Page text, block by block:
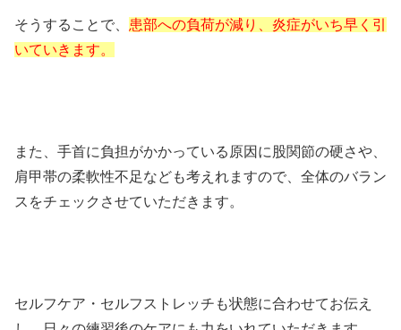
そうすることで、 患部への負荷が減り、炎症がいち早く引
いていきます。
また、手首に負担がかかっている原因に股関節の硬さや、
肩甲帯の柔軟性不足なども考えれますので、全体のバラン
スをチェックさせていただきます。
セルフケア・セルフストレッチも状態に合わせてお伝え